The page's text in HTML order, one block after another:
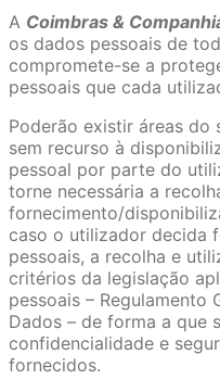
A Coimbras &
os dados pessoais de
compromete-se a
pessoais que cada
Poderão existir áreas do
sem recurso à
pessoal por parte do
torne necessária a
fornecimento/
caso o utilizador decida
pessoais, a recolha e
critérios da legislação
pessoais – Regulamento
Dados – de forma a que
confidencialidade e
fornecidos.